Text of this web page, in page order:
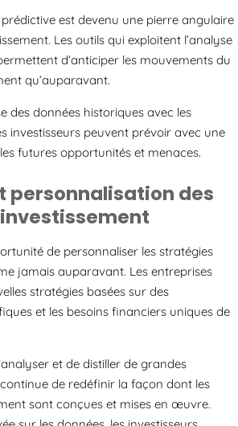
prédictive est devenu une pierre angulaire
Les outils qui exploitent l’analyse
d’anticiper les mouvements du
qu’auparavant.
des données historiques avec les
investisseurs peuvent prévoir avec une
futures opportunités et menaces.
personnalisation des
de personnaliser les stratégies
jamais auparavant. Les entreprises
stratégies basées sur des
et les besoins financiers uniques de
et de distiller de grandes
de redéfinir la façon dont les
sont conçues et mises en œuvre.